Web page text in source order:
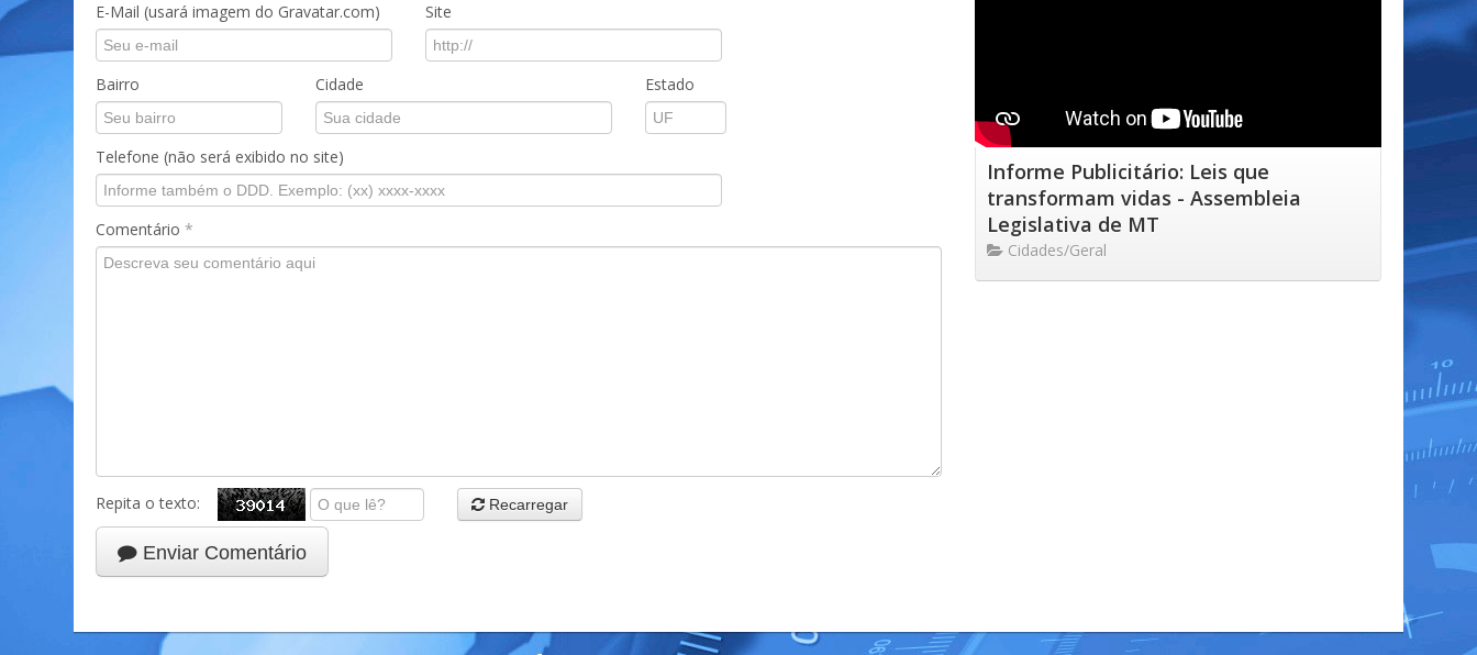
E-Mail (usará imagem do Gravatar.com) Site
Bairro Cidade Estado
Telefone (não será exibido no site)
Comentário *
Repita o texto: Recarregar
Enviar Comentário
Informe Publicitário: Leis que
transformam vidas - Assembleia
Legislativa de MT
Cidades/Geral